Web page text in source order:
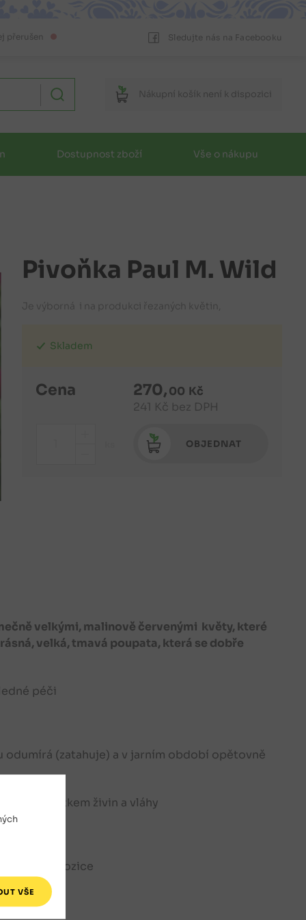
přerušen Sledujte nás na Facebooku
Nákupní košík není k dispozici
Dostupnost zboží Vše o nákupu
Pivoňka Paul M. Wild
Je výborná i na produkci řezaných květin,
Skladem
Cena 270,00 Kč
241 Kč bez DPH
OBJEDNAT
velkými, malinově červenými květy, které
velká, tmavá poupata, která se dobře
péči
odumírá (zatahuje) a v jarním období opětovně
s dostatkem živin a vláhy
kompozice